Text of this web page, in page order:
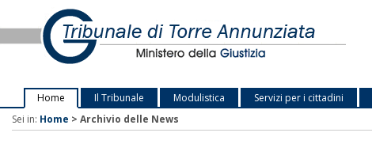
Home Il Tribunale Modulistica Servizi per i cittadini
Sei in: Home > Archivio delle News